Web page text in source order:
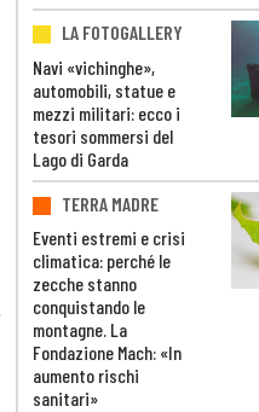
LA FOTOGALLERY
Navi «vichinghe»,
automobili, statue e
mezzi militari: ecco i
tesori sommersi del
Lago di Garda
TERRA MADRE
Eventi estremi e crisi
climatica: perché le
zecche stanno
conquistando le
montagne. La
Fondazione Mach: «In
aumento rischi
sanitari»